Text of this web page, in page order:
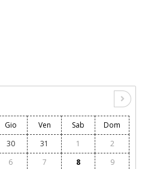
Gio Ven Sab
Dom
30 31 1
2
6 7 8
9